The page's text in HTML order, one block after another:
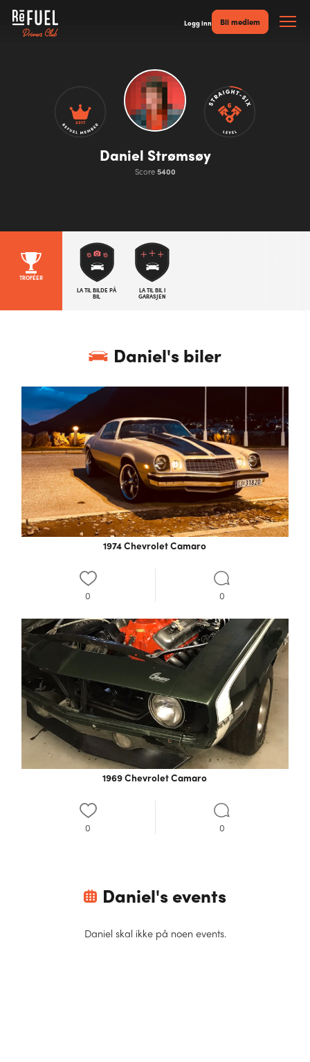
Logg inn Bli medlem
2017
Daniel Strømsøy
Score5400
TROFÉER
LA TIL BILDE PÅ
BIL
LA TIL BIL I
GARASJEN
Daniel's biler
1974 Chevrolet Camaro
0 0
1969 Chevrolet Camaro
0 0
Daniel's events
Daniel skal ikke på noen events.